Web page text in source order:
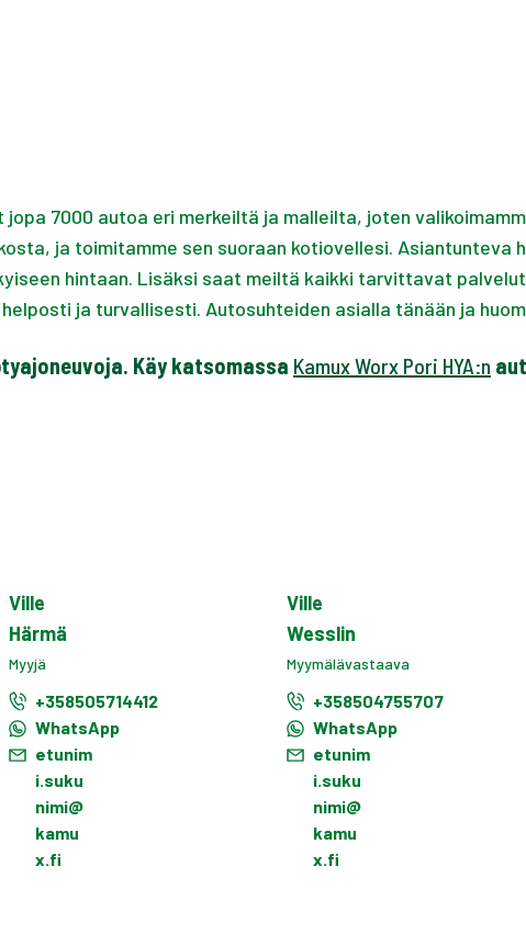
7000 autoa eri merkeiltä ja malleilta, joten
ja toimitamme sen suoraan kotiovellesi. Asiantunteva
hintaan. Lisäksi saat meiltä kaikki tarvittavat
ja turvallisesti. Autosuhteiden asialla tänään ja
Käy katsomassa Kamux Worx Pori HYA:n
Ville
Härmä
Myyjä
+358505714412
WhatsApp
etunim
i.suku
nimi@
kamu
x.fi
Ville
Wesslin
Myymälävastaava
+358504755707
WhatsApp
etunim
i.suku
nimi@
kamu
x.fi